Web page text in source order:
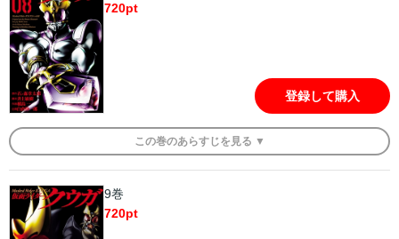
720pt
登録して購入
この巻のあらすじを 見る ▼
9巻
720pt